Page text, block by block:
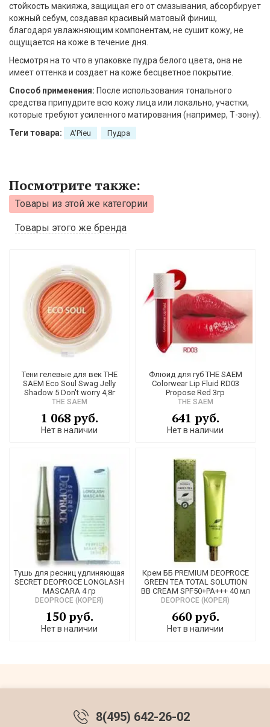
стойкость макияжа, защищая его от смазывания, абсорбирует
кожный себум, создавая красивый матовый финиш,
благодаря увлажняющим компонентам, не сушит кожу, не
ощущается на коже в течение дня.
Несмотря на то что в упаковке пудра белого цвета, она не
имеет оттенка и создает на коже бесцветное покрытие.
Способ применения: После использования тонального
средства припудрите всю кожу лица или локально, участки,
которые требуют усиленного матирования (например, Т-зону).
Теги товара:
A'Pieu Пудра
Посмотрите также:
Товары из этой же категории
Товары этого же бренда
Тени гелевые для век THE
SAEM Eco Soul Swag Jelly
Shadow 5 Don't worry 4,8г
THE SAEM
1 068 руб.
Нет в наличии
Флюид для губ THE SAEM
Colorwear Lip Fluid RD03
Propose Red 3гр
THE SAEM
641 руб.
Нет в наличии
Тушь для ресниц удлиняющая
SECRET DEOPROCE LONGLASH
MASCARA 4 гр
DEOPROCE (КОРЕЯ)
150 руб.
Нет в наличии
Крем ББ PREMIUM DEOPROCE
GREEN TEA TOTAL SOLUTION
BB CREAM SPF50+PA+++ 40 мл
DEOPROCE (КОРЕЯ)
660 руб.
Нет в наличии
8(495) 642-26-02